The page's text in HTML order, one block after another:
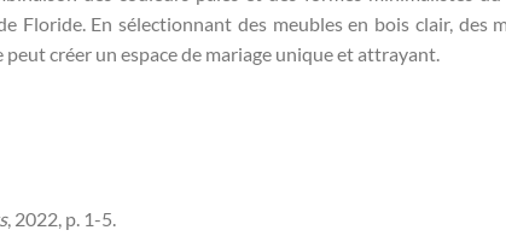
Floride. En sélectionnant des meubles en bois clair, des
créer un espace de mariage unique et attrayant.
, 2022, p. 1-5.